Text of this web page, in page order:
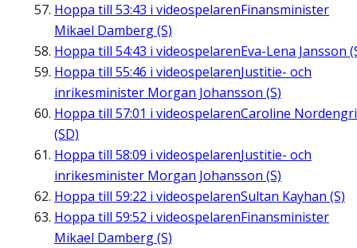
Hoppa till 53:43 i videospelarenFinansminister
Mikael Damberg (S)
Hoppa till 54:43 i videospelarenEva-Lena Jansson
Hoppa till 55:46 i videospelarenJustitie- och
inrikesminister Morgan Johansson (S)
Hoppa till 57:01 i videospelarenCaroline
(SD)
Hoppa till 58:09 i videospelarenJustitie- och
inrikesminister Morgan Johansson (S)
Hoppa till 59:22 i videospelarenSultan Kayhan (S)
Hoppa till 59:52 i videospelarenFinansminister
Mikael Damberg (S)